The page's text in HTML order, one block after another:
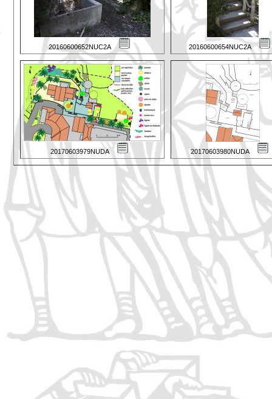
20160600652NUC2A 20160600654NUC2A
20170603979NUDA 20170603980NUDA